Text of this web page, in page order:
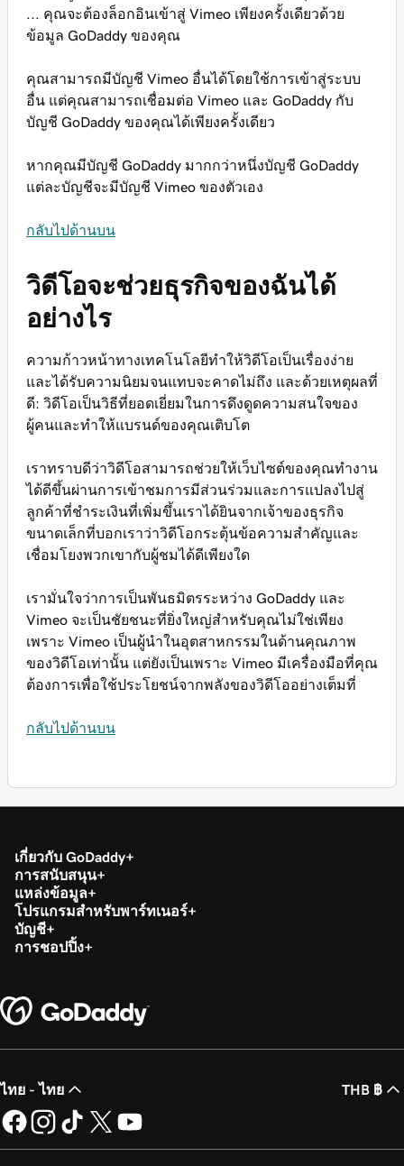
... คุณจะต้องล็อกอินเข้าสู่ Vimeo เพียงครั้งเดียวด้วย
ข้อมูล GoDaddy ของคุณ
คุณสามารถมีบัญชี Vimeo อื่นได้โดยใช้การเข้าสู่ระบบ
อื่น แต่คุณสามารถเชื่อมต่อ Vimeo และ GoDaddy กับ
บัญชี GoDaddy ของคุณได้เพียงครั้งเดียว
หากคุณมีบัญชี GoDaddy มากกว่าหนึ่งบัญชี GoDaddy
แต่ละบัญชีจะมีบัญชี Vimeo ของตัวเอง
กลับไปด้านบน
วิดีโอจะช่วยธุรกิจของฉันได้
อย่างไร
ความก้าวหน้าทางเทคโนโลยีทำให้วิดีโอเป็นเรื่องง่าย
และได้รับความนิยมจนแทบจะคาดไม่ถึง และด้วยเหตุผลที่
ดี: วิดีโอเป็นวิธีที่ยอดเยี่ยมในการดึงดูดความสนใจของ
ผู้คนและทำให้แบรนด์ของคุณเติบโต
เราทราบดีว่าวิดีโอสามารถช่วยให้เว็บไซต์ของคุณทำงาน
ได้ดีขึ้นผ่านการเข้าชมการมีส่วนร่วมและการแปลงไปสู่
ลูกค้าที่ชำระเงินที่เพิ่มขึ้นเราได้ยินจากเจ้าของธุรกิจ
ขนาดเล็กที่บอกเราว่าวิดีโอกระตุ้นข้อความสำคัญและ
เชื่อมโยงพวกเขากับผู้ชมได้ดีเพียงใด
เรามั่นใจว่าการเป็นพันธมิตรระหว่าง GoDaddy และ
Vimeo จะเป็นชัยชนะที่ยิ่งใหญ่สำหรับคุณไม่ใช่เพียง
เพราะ Vimeo เป็นผู้นำในอุตสาหกรรมในด้านคุณภาพ
ของวิดีโอเท่านั้น แต่ยังเป็นเพราะ Vimeo มีเครื่องมือที่คุณ
ต้องการเพื่อใช้ประโยชน์จากพลังของวิดีโออย่างเต็มที่
กลับไปด้านบน
เกี่ยวกับ GoDaddy
การสนับสนุน
แหล่งข้อมูล
โปรแกรมสำหรับพาร์ทเนอร์
บัญชี
การชอปปิ้ง
ไทย - ไทย THB ฿